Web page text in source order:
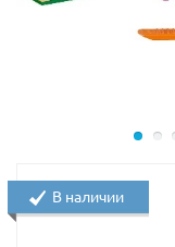
В наличии